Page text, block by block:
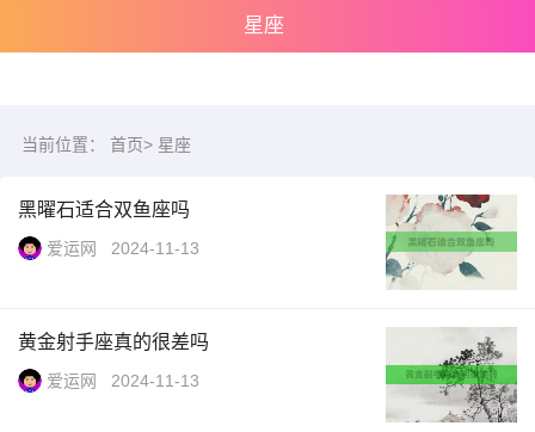
星座
当前位置： 首页> 星座
黑曜石适合双鱼座吗
爱运网 2024-11-13
黄金射手座真的很差吗
爱运网 2024-11-13